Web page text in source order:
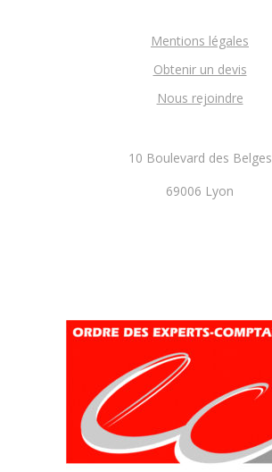
Mentions légales
Obtenir un devis
Nous rejoindre
10 Boulevard des Belges
69006 Lyon